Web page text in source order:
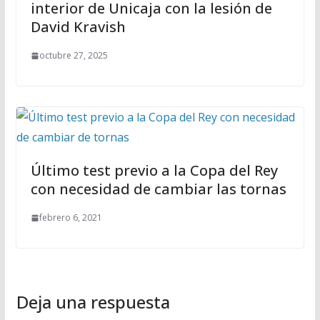
interior de Unicaja con la lesión de
David Kravish
octubre 27, 2025
Último test previo a la Copa del Rey
con necesidad de cambiar las tornas
febrero 6, 2021
Deja una respuesta